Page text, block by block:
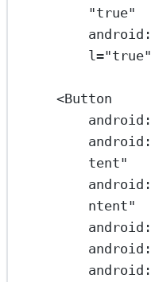
"true"
l="true"
<Button
tent"
ntent"